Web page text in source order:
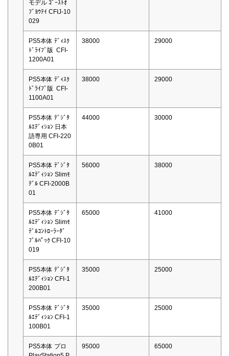
モデル ｺﾞｰｽﾄｵ
ﾌﾞﾖｳﾃｲ CFIJ-10
029
PS5本体 ﾃﾞｨｽｸ
ﾄﾞﾗｲﾌﾞ版 CFI-
1200A01
38000 29000
PS5本体 ﾃﾞｨｽｸ
ﾄﾞﾗｲﾌﾞ版 CFI-
1100A01
38000 29000
PS5本体 ﾃﾞｼﾞﾀ
ﾙｴﾃﾞｨｼｮﾝ 日本
語専用 CFI-220
0B01
44000 30000
PS5本体 ﾃﾞｼﾞﾀ
ﾙｴﾃﾞｨｼｮﾝ Slimﾓ
ﾃﾞﾙ CFI-2000B
01
56000 38000
PS5本体 ﾃﾞｼﾞﾀ
ﾙｴﾃﾞｨｼｮﾝ Slimﾓ
ﾃﾞﾙｺﾝﾄﾛｰﾗｰﾀﾞ
ﾌﾞﾙﾊﾟｯｸ CFI-10
019
65000 41000
PS5本体 ﾃﾞｼﾞﾀ
ﾙｴﾃﾞｨｼｮﾝ CFI-1
200B01
35000 25000
PS5本体 ﾃﾞｼﾞﾀ
ﾙｴﾃﾞｨｼｮﾝ CFI-1
100B01
35000 25000
PS5本体 プロ
95000 65000